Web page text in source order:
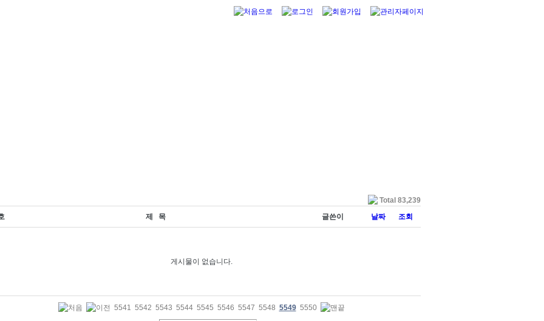
Total 83,239
제 목 글쓴이 날짜 조회
게시물이 없습니다.
5541 5542 5543 5544 5545 5546 5547 5548 5549 5550